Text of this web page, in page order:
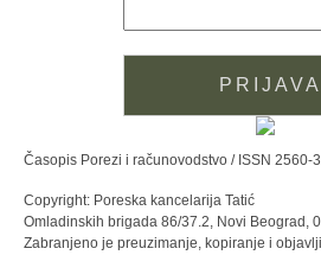
Časopis Porezi i računovodstvo / ISSN 2560-
Copyright: Poreska kancelarija Tatić
Omladinskih brigada 86/37.2, Novi Beograd,
Zabranjeno je preuzimanje, kopiranje i